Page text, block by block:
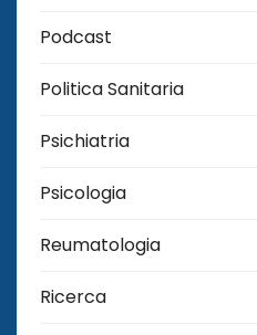
Podcast
Politica Sanitaria
Psichiatria
Psicologia
Reumatologia
Ricerca